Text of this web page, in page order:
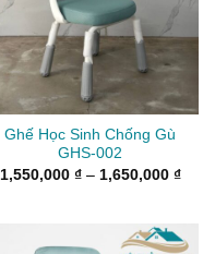
Ghế Học Sinh Chống Gù
GHS-002
1,550,000 ₫ – 1,650,000 ₫